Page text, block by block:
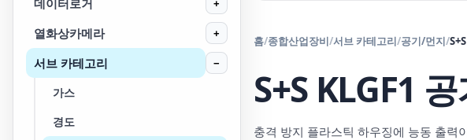
데이터로거 +
열화상카메라 +
서브 카테고리 −
가스
경도
홈/종합산업장비/서브 카테고리/공기/먼지/
S+S KLGF1
충격 방지 플라스틱 하우징에 능동 출력